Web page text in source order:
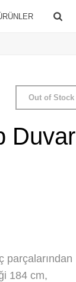
Out of Stock
Duvar
parçalarından
184 cm,